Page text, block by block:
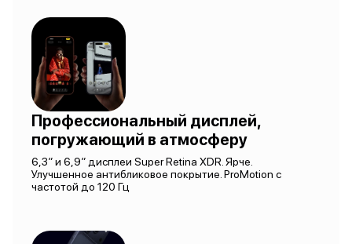
Профессиональный дисплей,
погружающий в атмосферу
6,3″ и 6,9″ дисплеи Super Retina XDR. Ярче.
Улучшенное антибликовое покрытие. ProMotion с
частотой до 120 Гц